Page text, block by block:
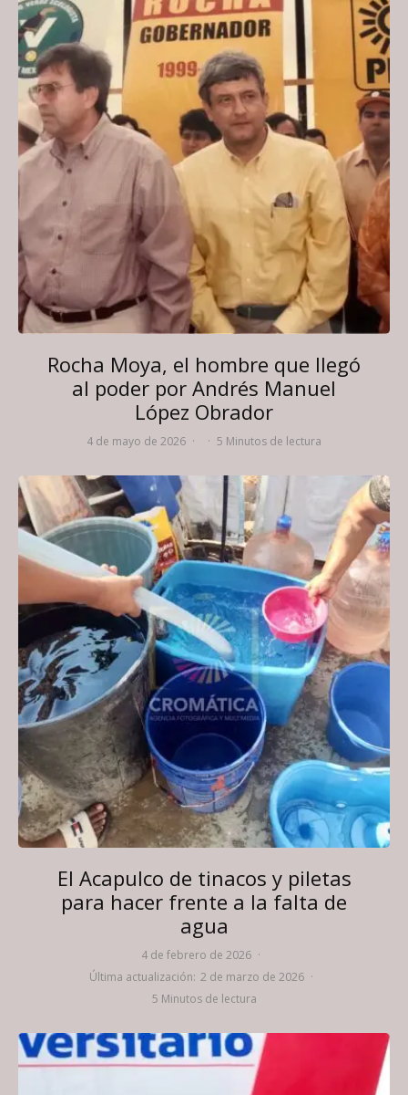
Rocha Moya, el hombre que llegó
al poder por Andrés Manuel
López Obrador
4 de mayo de 2026 · · 5 Minutos de lectura
El Acapulco de tinacos y piletas
para hacer frente a la falta de
agua
4 de febrero de 2026 ·
Última actualización: 2 de marzo de 2026 ·
5 Minutos de lectura